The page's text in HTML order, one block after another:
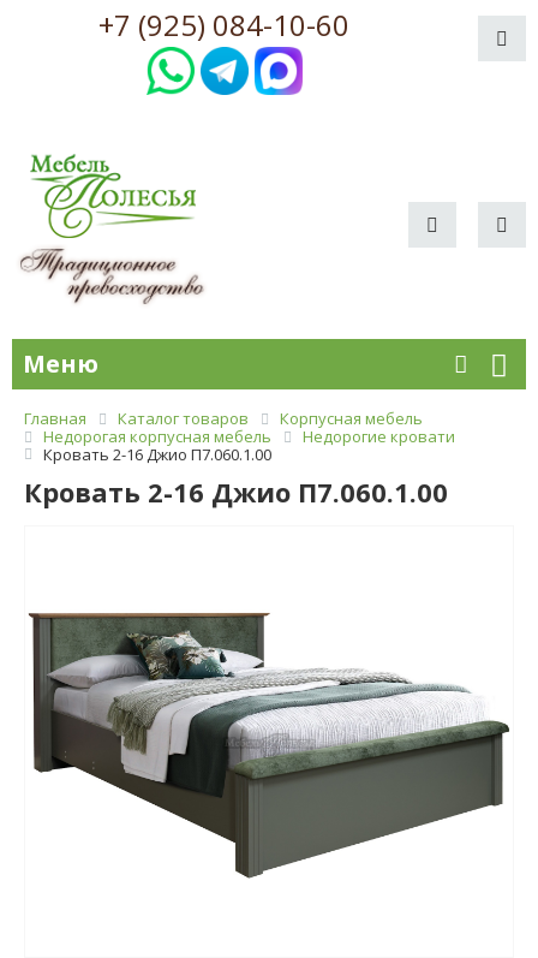
+7 (925) 084-10-60
Меню
Главная Каталог товаров
Корпусная мебель
Недорогая корпусная мебель
Недорогие кровати
Кровать 2-16 Джио П7.060.1.00
Кровать 2-16 Джио П7.060.1.00